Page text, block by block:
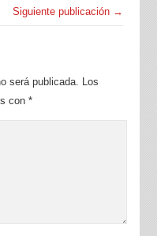
Siguiente publicación →
será publicada. Los
con *